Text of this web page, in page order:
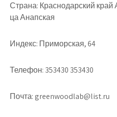
Страна: Краснодарский край
ца Анапская
Индекс: Приморская, 64
Телефон: 353430 353430
Почта: greenwoodlab@list.ru